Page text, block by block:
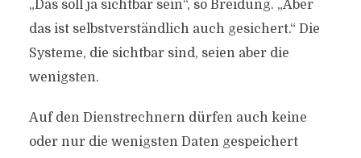
„Das soll ja sichtbar sein“, so Breidung. „Aber
das ist selbstverständlich auch gesichert.“ Die
Systeme, die sichtbar sind, seien aber die
wenigsten.
Auf den Dienstrechnern dürfen auch keine
oder nur die wenigsten Daten gespeichert